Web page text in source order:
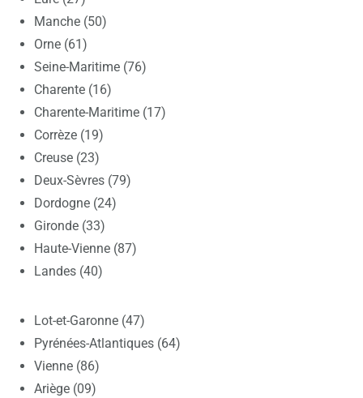
Manche (50)
Orne (61)
Seine-Maritime (76)
Charente (16)
Charente-Maritime (17)
Corrèze (19)
Creuse (23)
Deux-Sèvres (79)
Dordogne (24)
Gironde (33)
Haute-Vienne (87)
Landes (40)
Lot-et-Garonne (47)
Pyrénées-Atlantiques (64)
Vienne (86)
Ariège (09)